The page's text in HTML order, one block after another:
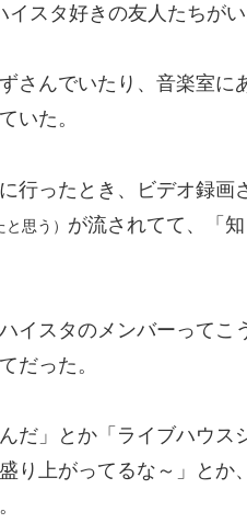
スタ好きの友人たちがい
さんでいたり、音楽室に
いた。
行ったとき、ビデオ録画
思う） が流されてて、「
イスタのメンバーってこ
だった。
だ」とか「ライブハウス
り上がってるな～」とか